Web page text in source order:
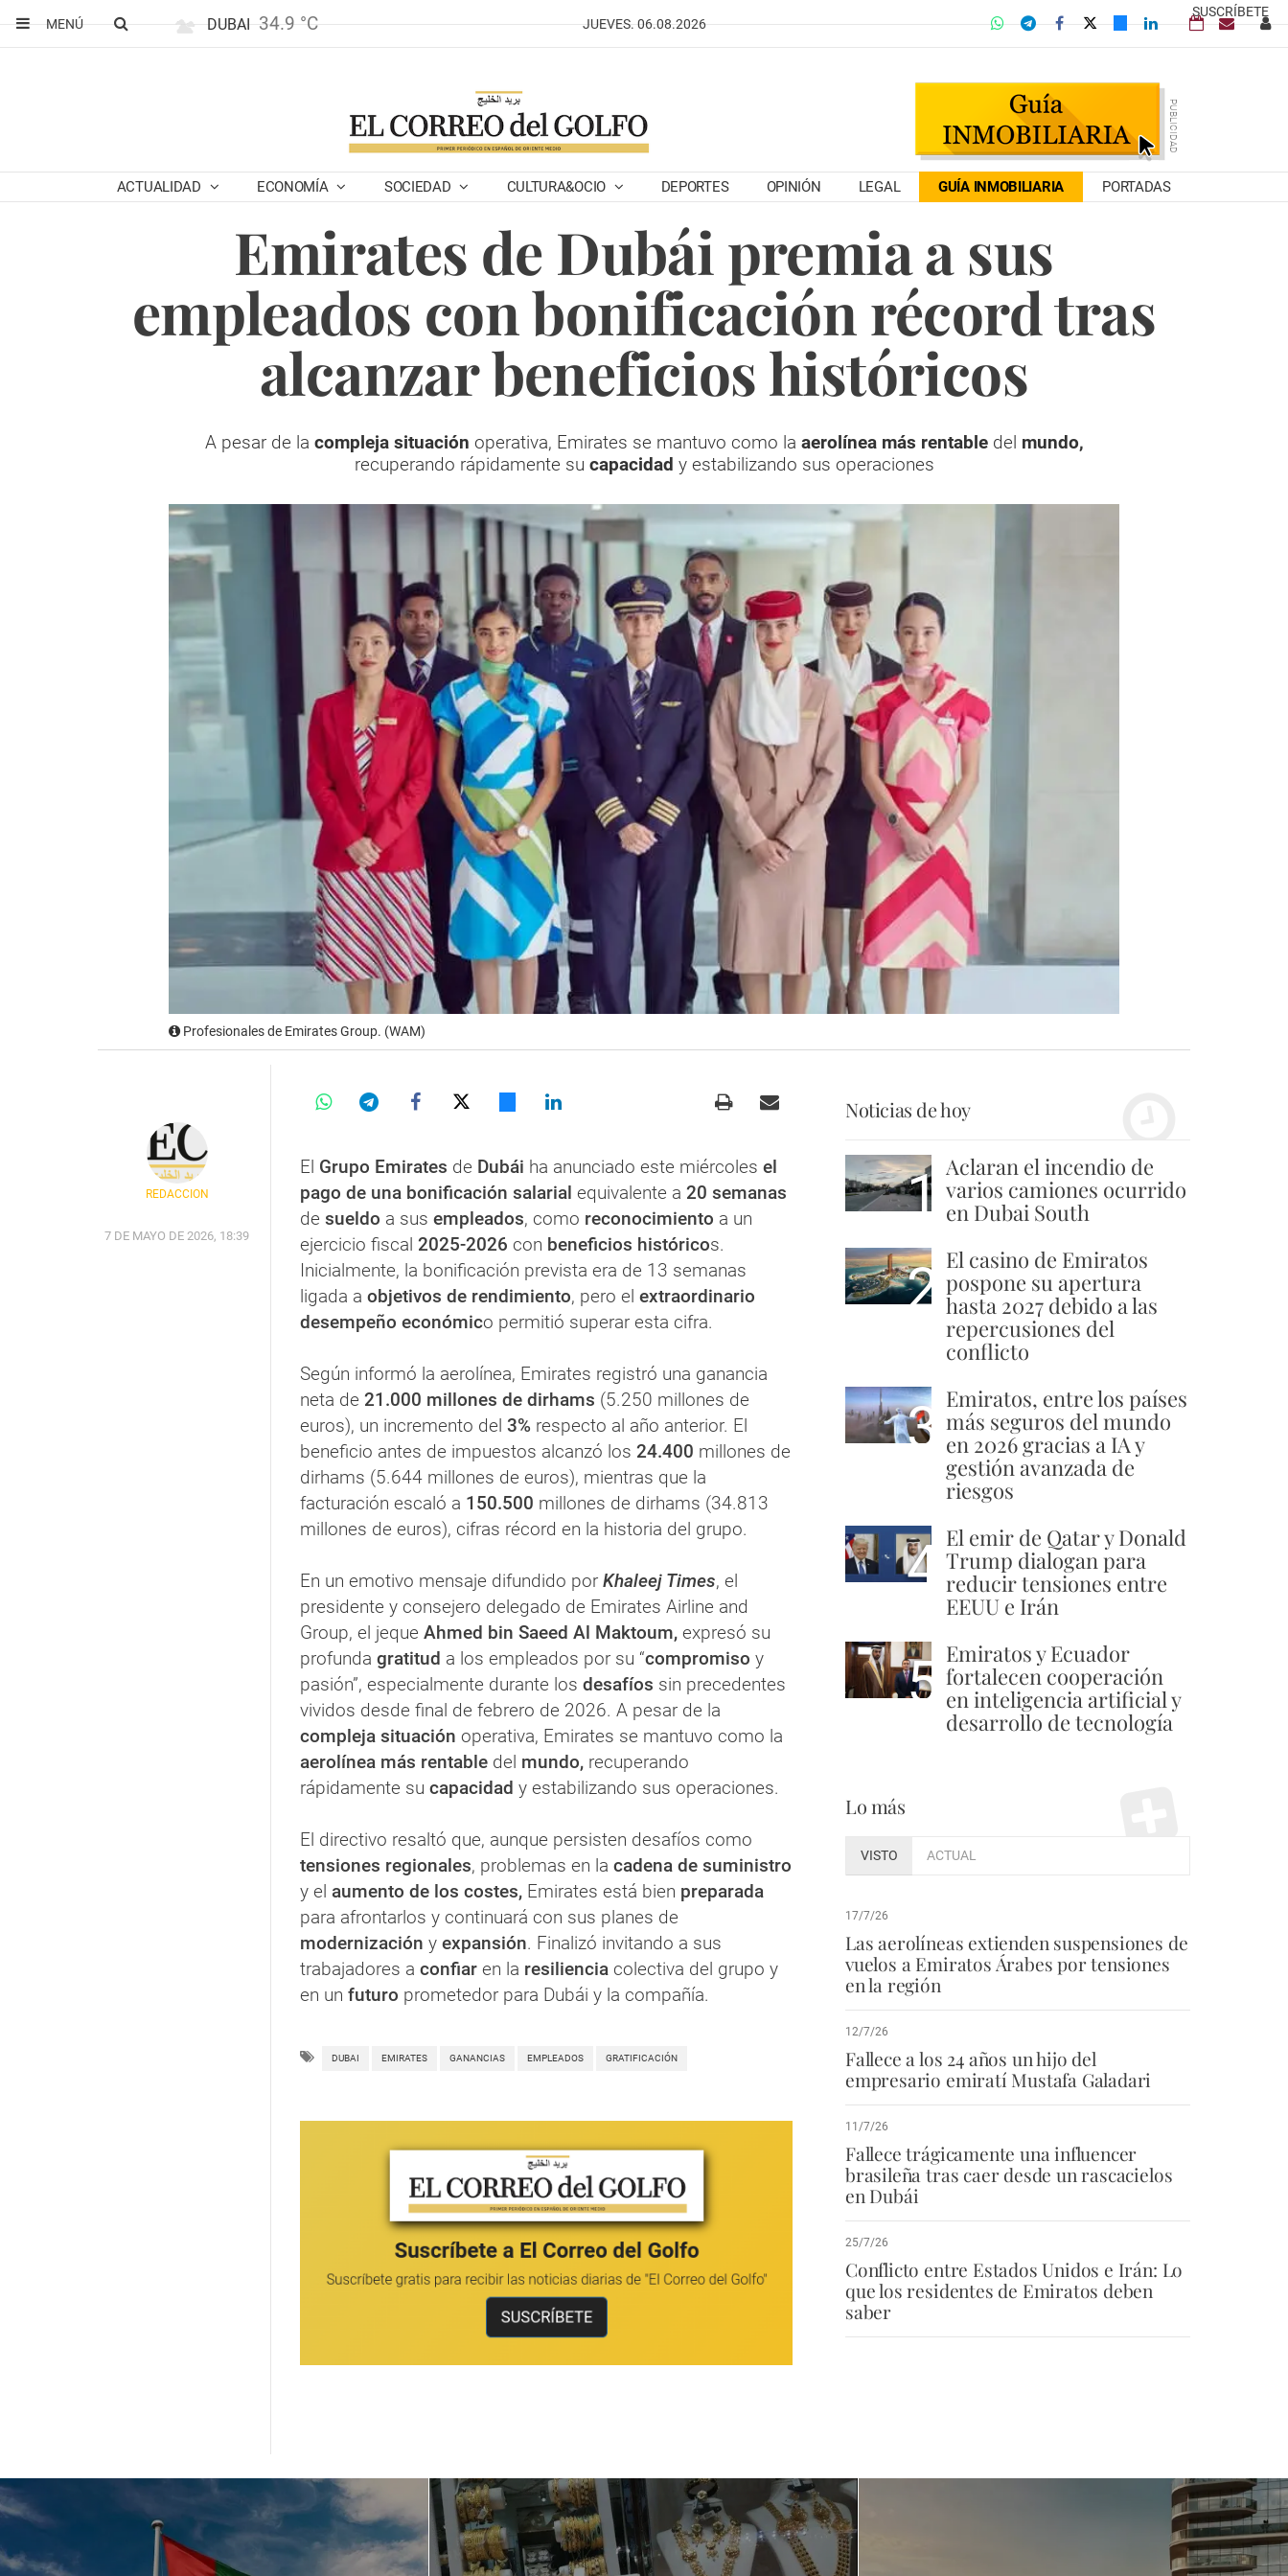
SUSCRÍBETE
MENÚ
DUBAI 34.9 °C JUEVES. 06.08.2026
ACTUALIDAD ECONOMÍA SOCIEDAD CULTURA&OCIO DEPORTES OPINIÓN LEGAL GUÍA INMOBILIARIA PORTADAS
Emirates de Dubái premia a sus
empleados con bonificación récord tras
alcanzar beneficios históricos
A pesar de la compleja situación operativa, Emirates se mantuvo como la aerolínea más rentabledel mundo,
recuperando rápidamente su capacidad y estabilizando sus operaciones
Profesionales de Emirates Group. (WAM)
REDACCIÓN
7 DE MAYO DE 2026, 18:39
El Grupo Emirates de Dubái ha anunciado este miércoles el
pago de una bonificación salarial equivalente a 20 semanas
de sueldo a sus empleados, como reconocimiento a un
ejercicio fiscal 2025-2026 con beneficios históricos.
Inicialmente, la bonificación prevista era de 13 semanas
ligada a objetivos de rendimiento, pero el extraordinario
desempeño económico permitió superar esta cifra.
Según informó la aerolínea, Emirates registró una ganancia
neta de 21.000 millones de dirhams (5.250 millones de
euros), un incremento del 3% respecto al año anterior. El
beneficio antes de impuestos alcanzó los 24.400 millones de
dirhams (5.644 millones de euros), mientras que la
facturación escaló a 150.500 millones de dirhams (34.813
millones de euros), cifras récord en la historia del grupo.
En un emotivo mensaje difundido por Khaleej Times, el
presidente y consejero delegado de Emirates Airline and
Group, el jeque Ahmed bin Saeed Al Maktoum, expresó su
profunda gratitud a los empleados por su “compromiso y
pasión”, especialmente durante los desafíos sin precedentes
vividos desde final de febrero de 2026. A pesar de la
compleja situación operativa, Emirates se mantuvo como la
aerolínea más rentable del mundo, recuperando
rápidamente su capacidad y estabilizando sus operaciones.
El directivo resaltó que, aunque persisten desafíos como
tensiones regionales, problemas en la cadena de suministro
y el aumento de los costes, Emirates está bien preparada
para afrontarlos y continuará con sus planes de
modernización y expansión. Finalizó invitando a sus
trabajadores a confiar en la resiliencia colectiva del grupo y
en un futuro prometedor para Dubái y la compañía.
DUBAI EMIRATES GANANCIAS EMPLEADOS GRATIFICACIÓN
Noticias de hoy
1 Aclaran el incendio de
varios camiones ocurrido
en Dubai South
2 El casino de Emiratos
pospone su apertura
hasta 2027 debido a las
repercusiones del
conflicto
3 Emiratos, entre los países
más seguros del mundo
en 2026 gracias a IA y
gestión avanzada de
riesgos
4 El emir de Qatar y Donald
Trump dialogan para
reducir tensiones entre
EEUU e Irán
5 Emiratos y Ecuador
fortalecen cooperación
en inteligencia artificial y
desarrollo de tecnología
Lo más
VISTO ACTUAL
17/7/26
Las aerolíneas extienden suspensiones de
vuelos a Emiratos Árabes por tensiones
en la región
12/7/26
Fallece a los 24 años un hijo del
empresario emiratí Mustafa Galadari
11/7/26
Fallece trágicamente una influencer
brasileña tras caer desde un rascacielos
en Dubái
25/7/26
Conflicto entre Estados Unidos e Irán: Lo
que los residentes de Emiratos deben
saber